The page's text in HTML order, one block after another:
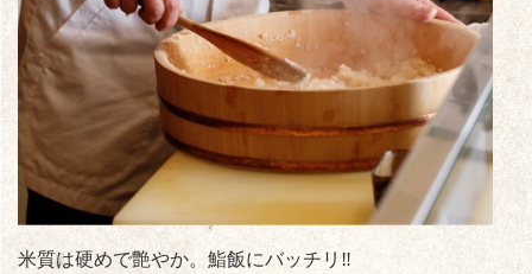
米質は硬めで艶やか。鮨飯にバッチリ‼︎